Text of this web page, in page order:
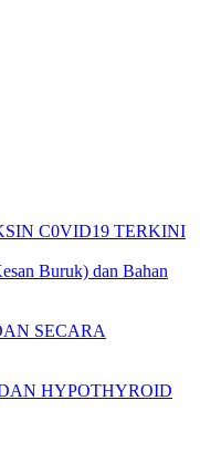
C0VID19 TERKINI
Buruk) dan Bahan
SECARA
HYPOTHYROID